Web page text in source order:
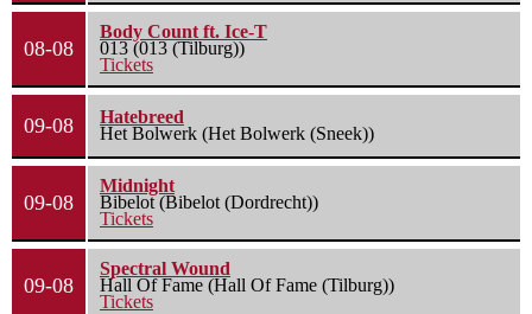
08-08
Body Count ft. Ice-T
013 (013 (Tilburg))
Tickets
09-08
Hatebreed
Het Bolwerk (Het Bolwerk (Sneek))
09-08
Midnight
Bibelot (Bibelot (Dordrecht))
Tickets
09-08
Spectral Wound
Hall Of Fame (Hall Of Fame (Tilburg))
Tickets